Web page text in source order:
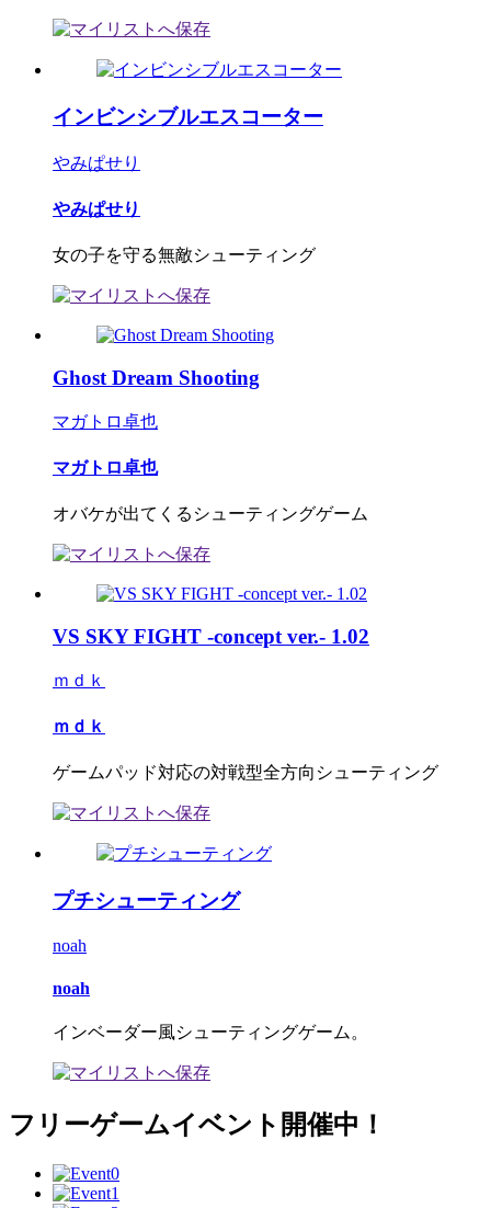
インビンシブルエスコーター
やみぱせり
やみぱせり
女の子を守る無敵シューティング
Ghost Dream Shooting
マガトロ卓也
マガトロ卓也
オバケが出てくるシューティングゲーム
VS SKY FIGHT -concept ver.- 1.02
ｍｄｋ
ｍｄｋ
ゲームパッド対応の対戦型全方向シューティング
プチシューティング
noah
noah
インベーダー風シューティングゲーム。
フリーゲームイベント開催中！